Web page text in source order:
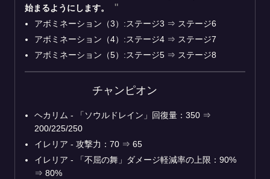
始まるようにします。
アボミネーション（3）:ステージ3 ⇒ ステージ6
アボミネーション（4）:ステージ4 ⇒ ステージ7
アボミネーション（5）:ステージ5 ⇒ ステージ8
チャンピオン
ヘカリム - 「ソウルドレイン」回復量：350 ⇒
200/225/250
イレリア - 攻撃力：70 ⇒ 65
イレリア - 「不屈の舞」ダメージ軽減率の上限：90%
⇒ 80%